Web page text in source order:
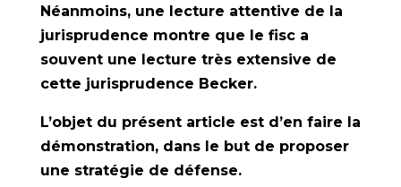
Néanmoins, une lecture attentive de la
jurisprudence montre que le fisc a
souvent une lecture très extensive de
cette jurisprudence Becker.
L’objet du présent article est d’en faire la
démonstration, dans le but de proposer
une stratégie de défense.